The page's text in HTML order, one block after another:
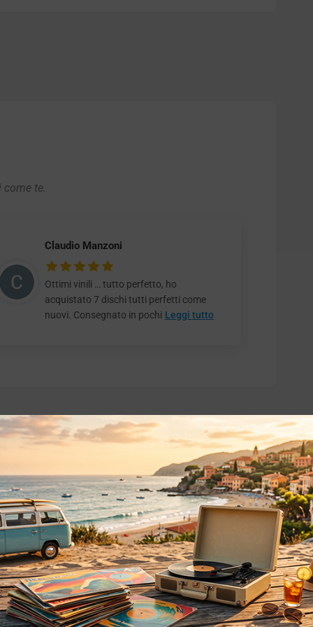
te.
Claudio Manzoni
Ottimi vinili … tutto perfetto, ho
acquistato 7 dischi tutti perfetti come
nuovi. Consegnato in pochi Leggi tutto
essere interessati!
Privacy
Privacy Policy